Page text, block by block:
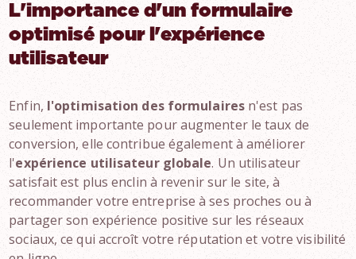
L'importance d'un formulaire
optimisé pour l'expérience
utilisateur
Enfin, l'optimisation des formulairesn'est pas
seulement importante pour augmenter le taux de
conversion, elle contribue également à améliorer
l'expérience utilisateur globale. Un utilisateur
satisfait est plus enclin à revenir sur le site, à
recommander votre entreprise à ses proches ou à
partager son expérience positive sur les réseaux
sociaux, ce qui accroît votre réputation et votre visibilité